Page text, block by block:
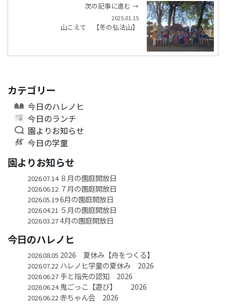
次の記事に進む →
2025.01.15
山こえて 【冬の弘法山】
カテゴリー
今日のハレノヒ
今日のランチ
園よりお知らせ
今日の学童
園よりお知らせ
2026.07.14８月の園庭開放日
2026.06.12 ７月の園庭開放日
2026.05.196月の園庭開放日
2026.04.21 ５月の園庭開放日
2026.03.274月の園庭開放日
今日のハレノヒ
2026.08.05 2026 夏休み【舟をつくる】
2026.07.22 ハレノヒ学童の夏休み 2026
2026.06.27手と指先の認知 2026
2026.06.24鬼ごっこ【遊び】 2026
2026.06.22赤ちゃん会 2026